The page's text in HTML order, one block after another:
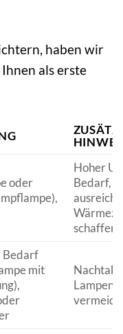
haben wir
als erste
oder
Hoher
Bedarf,
schaffen
Bedarf
mit
Lampen